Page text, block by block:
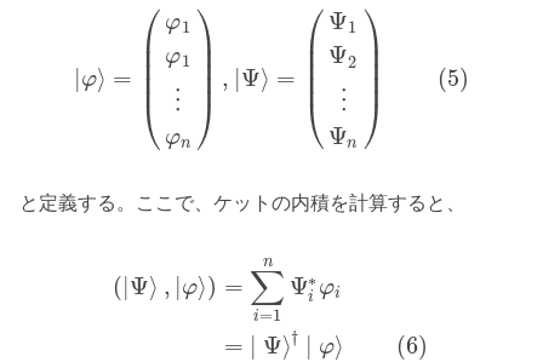
φ⟩ =
⎛
⎝
⎜
⎜⎜⎜
φ1
φ1
⋮
φn
⎞
⎠
⎟⎟⎟
⎟ , Ψ⟩ =
⎛
⎝
⎜
⎜⎜⎜
Ψ1
Ψ2
⋮
Ψn
⎞
⎠
⎟⎟⎟
⎟ (5)
と定義する。ここで、ケットの内積を計算すると、
( Ψ⟩ , φ⟩) = ∑
i=1
n
Ψ∗
i φi
= Ψ⟩†
φ⟩ (6)